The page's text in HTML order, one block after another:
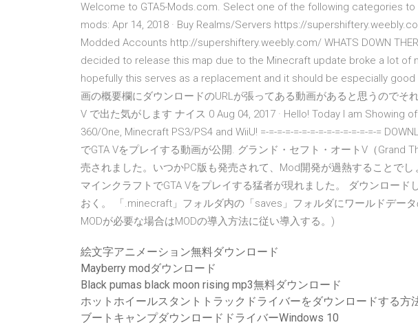
Welcome to GTA5-Mods.com. Select one of the following categories to
mods: Apr 14, 2018 · Buy Realms/Servers https://
Modded Accounts http://supershiftery.weebly.com/ WHATS DOWN
decided to release this map due to the Minecraft update broke a lot of
hopefully this serves as a replacement and it should be especially good
画の概要欄にダウンロードのURLが張ってある動画があると思うのでそ
V で出た気がします ナイス 0 Aug 04, 2017 · Hello! Today I am Showing
360/One, Minecraft PS3/PS4 and WiiU! =-=-=-=-=-=-=-=-=-=-=-=-=-=-=
でGTA Vをプレイする動画が公開. グランド・セフト・オートV（Grand
売されました。いつかPC版も発売されて、Mod開発が過熱することで
マインクラフトでGTA Vをプレイする猛者が現れました。 ダウンロード
おく。 「.minecraft」フォルダ内の「saves」フォルダにワールドデー
MODが必要な場合はMODの導入方法に従い導入する。)
絵文字アニメーション無料ダウンロード
Mayberry modダウンロード
Black pumas black moon rising mp3無料ダウンロード
ホットホイールスタントトラックドライバーをダウンロードする方
ブートキャンプダウンロードドライバーWindows 10